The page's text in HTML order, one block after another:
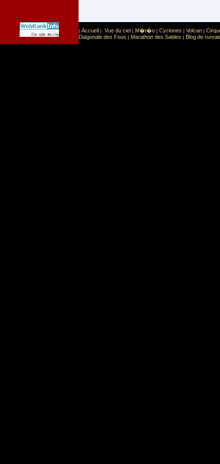
Ce site est list� dans la cat�gorie Sport: Sports extr�mes
| Accueil | Vue du ciel | M�t�o | Cyclones | Volcan |
Diagonale des Fous | Marathon des Sables | Blog de